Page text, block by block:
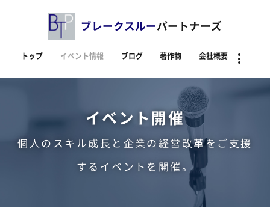
ブレークスルーパートナーズ
トップ イベント情報 ブログ 著作物 会社概要
イベント開催
個人のスキル成長と企業の経営改革をご支援
するイベントを開催。